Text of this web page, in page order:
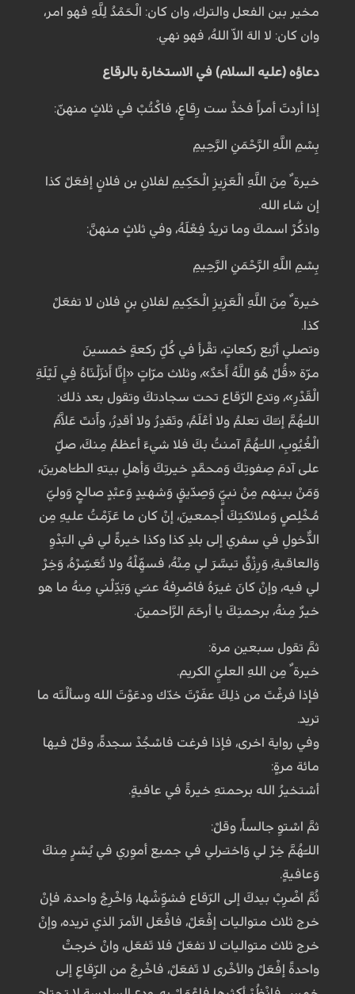
مخير بين الفعل والترك، وان كان: الْحَمْدُ لِلَّهِ فهو امر،
وان كان: لا الهَ الاّ اللهُ، فهو نهي.
دعاؤه (عليه السلام) في الاستخارة بالرقاع
إذا أردتَ أمراً فخذْ ست رِقاعٍ، فاكْتُبْ في ثلاثٍ منهنّ:
بِسْمِ اللَّهِ الرَّحْمَنِ الرَّحِيمِ
خيرة ٌ مِنَ اللَّهِ الْعَزِيزِ الْحَكِيمِ لفلانِ بن فلانٍ إفعَلْ كذا
إن شاء الله.
واذكُرْ اسمكَ وما تريدُ فِعْلَهُ، وفي ثلاثٍ منهنَّ:
بِسْمِ اللَّهِ الرَّحْمَنِ الرَّحِيمِ
خيرة ٌ مِنَ اللَّهِ الْعَزِيزِ الْحَكِيمِ لفلانِ بنٍ فلان لا تفعَلْ
كذا.
وتصلي أرْبع ركعاتٍ، تقْرأ في كُلِّ ركعةٍ خمسينَ
مرّة «قُلْ هُوَ اللَّهُ أَحَدٌ»، وثلاث مرّاتٍ «إِنَّا أَنزَلْنَاهُ فِي لَيْلَةِ
الْقَدْرِ»، وتدع الرّقاع تحت سجادتكَ وتقول بعد ذلك:
اللـّهُمَّ إنـَّكَ تعلمُ ولا أعْلَمُ، وتَقدِرُ ولا أقدِرُ، وأَنتَ عَلاَّمُ
الْغُيُوبِ، اللـّهُمَّ آمنتُ بكَ فلا شيءَ أعظمُ مِنكَ، صلِّ
على آدمَ صِفوتِكَ وَمحمَّدٍ خيرتِكَ وَأهلِ بيتهِ الطـّاهرينَ،
وَمَنْ بينهم مِنْ نبيٍّ وَصِدّيقٍ وَشهيدٍ وَعبْدٍ صالحٍ وَوليّ
مُخْلِصٍ وَملائكتِكَ أجمعينَ، إنْ كان ما عَزَمْتُ عليهِ مِن
الدُّخولِ في سفري إلى بلدِ كذا وكذا خيرةً لي في البَدْوِ
وَالعاقبةِ، وَرِزْقٌ تيسَّرَ لي مِنْهُ، فسهِّلْهُ ولا تُعَسِّرْهُ، وَخِرْ
لي فيه، وإنْ كانَ غيرَهُ فاصْرِفهُ عنـّي وَبَدِّلْني مِنهُ ما هو
خيرٌ مِنهُ، برحمتِكَ يا أرحَمَ الرَّاحمينَ.
ثمَّ تقول سبعين مرة:
خيرة ٌ مِن اللهِ العليِّ الكريم.
فإذا فرغْتَ من ذلِكَ عفَرْتَ خدّك ودعَوْتَ الله وسألْتَه ما
تريد.
وفي رواية اخرى، فإذا فرغت فاسْجُدْ سجدةً، وقلْ فيها
مائة مرةٍ:
أسْتخيرُ الله برحمتهِ خيرةً في عافيةٍ.
ثمَّ اسْتوِ جالساً، وقلْ:
اللـّهُمَّ خِرْ لي وَاختـَرلي في جميع أموِري في يُسْرٍ مِنكَ
وَعافيةٍ.
ثُمَّ اضْرِبْ بيدكَ إلى الرّقاع فشوِّشْها، وَاخْرِجْ واحدة، فإنْ
خرج ثلاث متواليات إفْعَلْ، فافْعَل الأمرَ الذي تريده، وإنْ
خرج ثلاث متواليات لا تفعَلْ فلا تَفعَل، وانْ خرجتْ
واحدةً إفْعَلْ والأخْرى لا تَفعَلْ، فاخْرِجْ من الرِّقاعِ إلى